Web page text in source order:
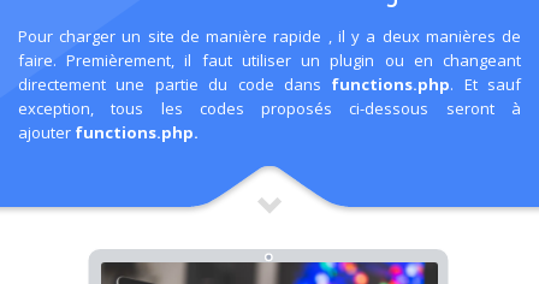
Pour charger un site de manière rapide , il y a deux manières de
faire. Premièrement, il faut utiliser un plugin ou en changeant
directement une partie du code dans functions.php. Et sauf
exception, tous les codes proposés ci-dessous seront à
ajouter functions.php.